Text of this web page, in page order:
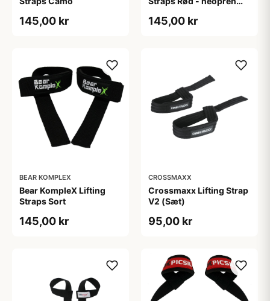
145,00 kr
kvalitet. Crossfit udstyr,
145,00 kr
BEAR KOMPLEX
Bear KompleX Lifting
Straps Sort
145,00 kr
CROSSMAXX
Crossmaxx Lifting Strap
V2 (Sæt)
95,00 kr